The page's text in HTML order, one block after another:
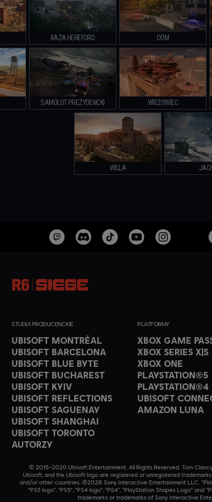
BAZA HEREFORD DOM
SAMOLOT PREZYDENCKI WIEŻOWIEC
WILLA
STUDIA PRODUCENCKIE
UBISOFT MONTRÉAL
UBISOFT BARCELONA
UBISOFT BLUE BYTE
UBISOFT BUCHAREST
UBISOFT KYIV
UBISOFT REFLECTIONS
UBISOFT SAGUENAY
UBISOFT SHANGHAI
UBISOFT TORONTO
AUTORZY
PLATFORMY
XBOX GAME
XBOX SERIES X|S
XBOX ONE
PLAYSTATION®5
PLAYSTATION®4
UBISOFT
AMAZON LUNA
© 2015–2020 Ubisoft Entertainment. All Rights Reserved. Tom
Ubisoft, and the Ubisoft logo are registered or unregistered
and/or other countries. ©2026 Sony Interactive Entertainment LLC.
"PS5 logo", "PS5", "PS4 logo", "PS4", "PlayStation Shapes Logo" and
trademarks or trademarks of Sony Interactive